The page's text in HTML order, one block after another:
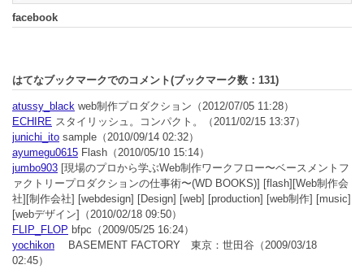
facebook
はてなブックマークでのコメント(ブックマーク数： 131)
atussy_black web制作プロダクション （2012/07/05 11:28）
ECHIRE スタイリッシュ。コンパクト。
（2011/02/15 13:37）
junichi_ito sample （2010/09/14 02:32）
ayumegu0615 Flash （2010/05/10 15:14）
jumbo903 [現場のプロから学ぶWeb制作ワークフロー〜ベースメントフ
ァクトリープロダクションの仕事術〜(WD BOOKS)] [flash][Web制作会
社][制作会社] [webdesign] [Design] [web] [production] [web制作] [music]
[webデザイン]
（2010/02/18 09:50）
FLIP_FLOP bfpc （2009/05/25 16:24）
yochikon BASEMENT FACTORY 東京：世田谷 （2009/03/18
02:45）